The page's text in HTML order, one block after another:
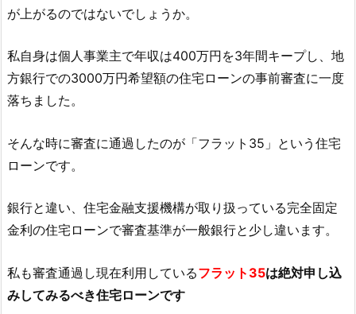
が上がるのではないでしょうか。
私自身は個人事業主で年収は400万円を3年間キープし、地
方銀行での3000万円希望額の住宅ローンの事前審査に一度
落ちました。
そんな時に審査に通過したのが「フラット35」という住宅
ローンです。
銀行と違い、住宅金融支援機構が取り扱っている完全固定
金利の住宅ローンで審査基準が一般銀行と少し違います。
私も審査通過し現在利用しているフラット35は絶対申し込
みしてみるべき住宅ローンです